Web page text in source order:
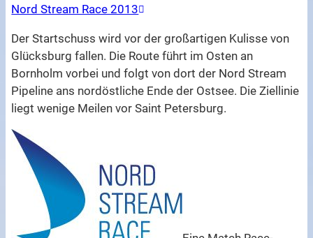
Nord Stream Race 2013
Der Startschuss wird vor der großartigen Kulisse von
Glücksburg fallen. Die Route führt im Osten an
Bornholm vorbei und folgt von dort der Nord Stream
Pipeline ans nordöstliche Ende der Ostsee. Die Ziellinie
liegt wenige Meilen vor Saint Petersburg.